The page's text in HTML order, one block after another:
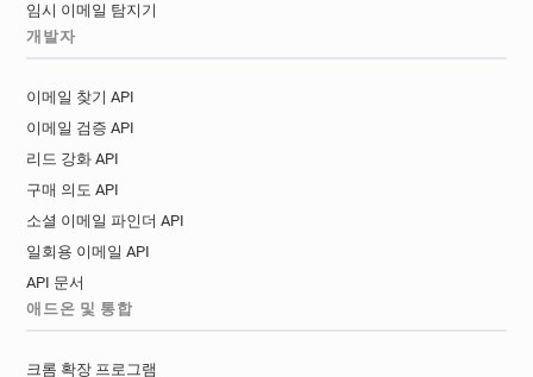
임시 이메일 탐지기
개발자
이메일 찾기 API
이메일 검증 API
리드 강화 API
구매 의도 API
소셜 이메일 파인더 API
일회용 이메일 API
API 문서
애드온 및 통합
크롬 확장 프로그램